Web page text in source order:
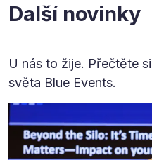
Další novinky
U nás to žije. Přečtěte
světa Blue Events.